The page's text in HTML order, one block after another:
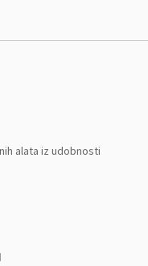
alata iz udobnosti